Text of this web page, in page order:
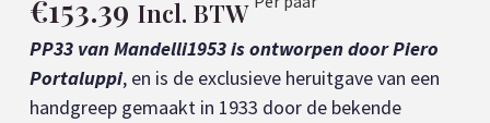
€153.39 Incl. BTW
PP33 van Mandelli1953 is ontworpen door Piero
Portaluppi, en is de exclusieve heruitgave van een
handgreep gemaakt in 1933 door de bekende